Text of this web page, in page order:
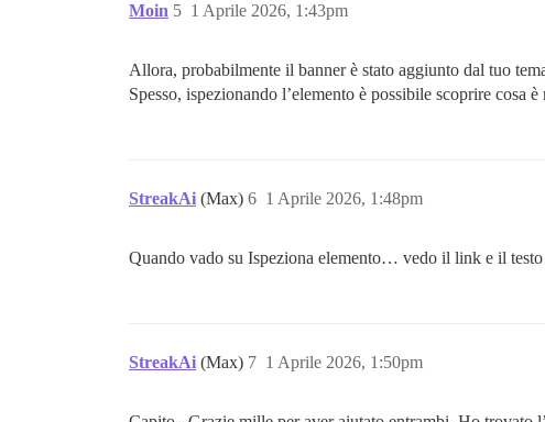
Moin 1 Aprile 2026, 1:43pm
5
Allora, probabilmente il banner è stato aggiunto dal tuo
Spesso, ispezionando l’elemento è possibile scoprire cosa
StreakAi (Max) 1 Aprile 2026, 1:48pm
6
Quando vado su Ispeziona elemento… vedo il link e il
StreakAi (Max) 1 Aprile 2026, 1:50pm
7